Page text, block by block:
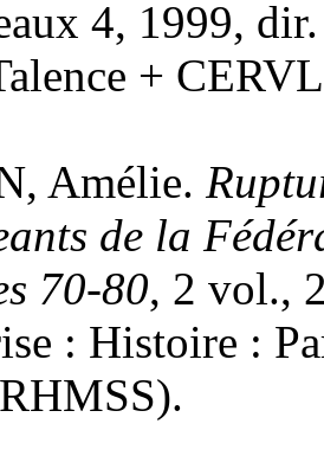
4, 1999,
+
Amélie.
de la
70-80, 2 vol.,
: Histoire :